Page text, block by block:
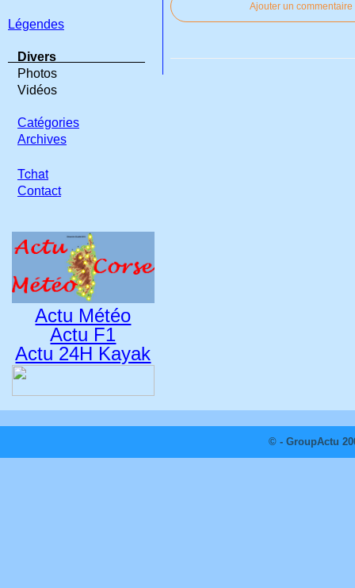
Ajouter un commentaire
Légendes
Divers
Photos
Vidéos
Catégories
Archives
Tchat
Contact
Actu Météo
Actu F1
Actu 24H Kayak
© - GroupActu